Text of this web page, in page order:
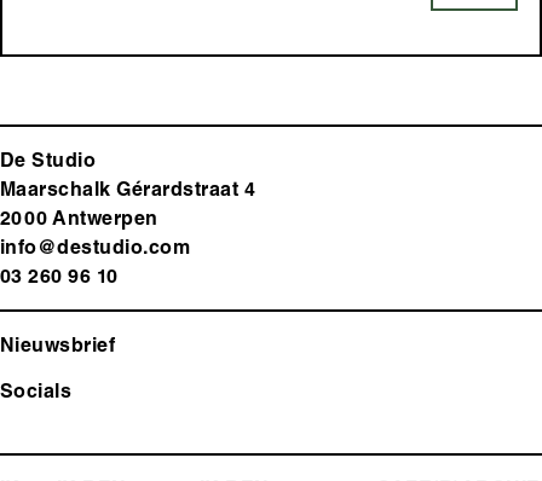
De Studio
Maarschalk Gérardstraat 4
2000 Antwerpen
info@destudio.com
03 260 96 10
Nieuwsbrief
Socials